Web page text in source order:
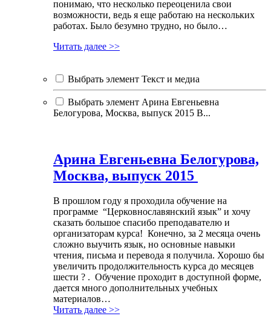
понимаю, что несколько переоценила свои
возможности, ведь я еще работаю на нескольких
работах. Было безумно трудно, но было…
Читать далее >>
Выбрать элемент Текст и медиа
Выбрать элемент Арина Евгеньевна
Белогурова, Москва, выпуск 2015 В...
Арина Евгеньевна Белогурова,
Москва, выпуск 2015
В прошлом году я проходила обучение на
программе “Церковнославянский язык” и хочу
сказать большое спасибо преподавателю и
организаторам курса! Конечно, за 2 месяца очень
сложно выучить язык, но основные навыки
чтения, письма и перевода я получила. Хорошо бы
увеличить продолжительность курса до месяцев
шести ? . Обучение проходит в доступной форме,
дается много дополнительных учебных
материалов…
Читать далее >>